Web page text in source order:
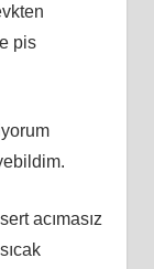
pis
acımasız